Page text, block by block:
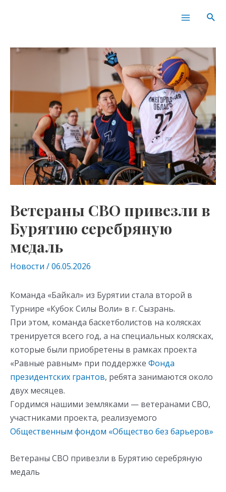
Main
Ветераны СВО привезли в
Бурятию серебряную
медаль
Новости /06.05.2026
Команда «Байкал» из Бурятии стала второй в
Турнире «Кубок Силы Воли» в г. Сызрань.
При этом, команда баскетболистов на колясках
тренируется всего год, а на специальных колясках,
которые были приобретены в рамках проекта
«Равные равным» при поддержке Фонда
президентских грантов, ребята занимаются около
двух месяцев.
Гордимся нашими земляками — ветеранами СВО,
участниками проекта, реализуемого
Общественным фондом «Общество без барьеров»
Ветераны СВО привезли в Бурятию серебряную
медаль